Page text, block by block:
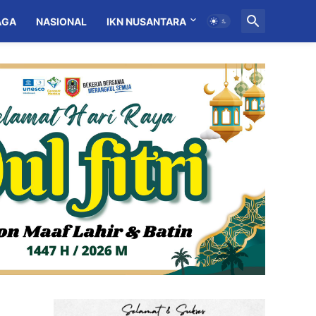
NASIONAL IKN NUSANTARA MITRA